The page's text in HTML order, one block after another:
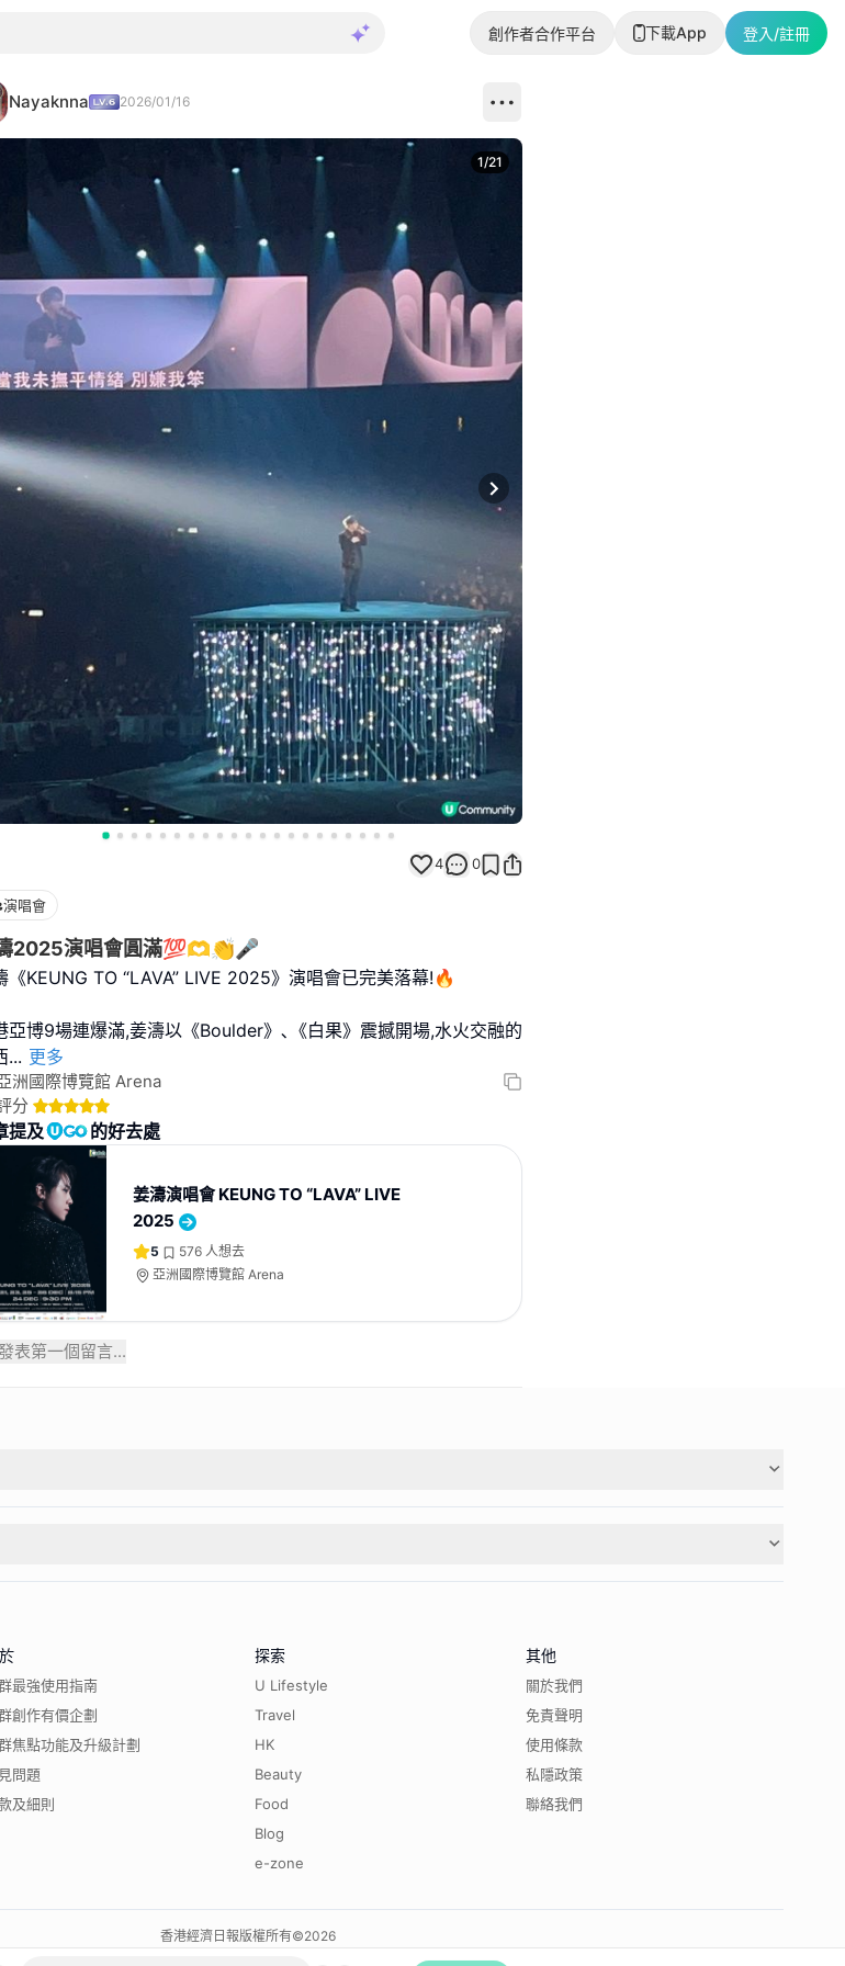
創作者合作平台 下載App 登入/註冊
Nayaknna 2026/01/16
Next slide
1/21
4 0
演唱會
2025演唱會圓滿💯🫶👏🎤
《KEUNG TO “LAVA” LIVE 2025》演唱會已完美落幕!🔥
亞博9場連爆滿,姜濤以《Boulder》､《白果》震撼開場,水火交融的
... 更多
洲國際博覽館 Arena
分
提及 的好去處
姜濤演唱會 KEUNG TO “LAVA” LIVE
2025
5 576 人想去
亞洲國際博覽館 Arena
表第一個留言...
最強使用指南
創作有價企劃
焦點功能及升級計劃
問題
及細則
探索
U Lifestyle
Travel
HK
Beauty
Food
Blog
e-zone
其他
關於我們
免責聲明
使用條款
私隱政策
聯絡我們
香港經濟日報版權所有©2026